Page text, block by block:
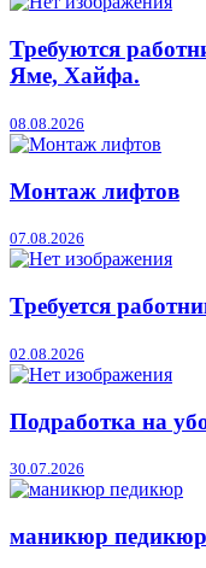
Требуются
Яме, Хайфа.
08.08.2026
Монтаж лифтов
07.08.2026
Требуется
02.08.2026
Подработка на
30.07.2026
маникюр педикюр